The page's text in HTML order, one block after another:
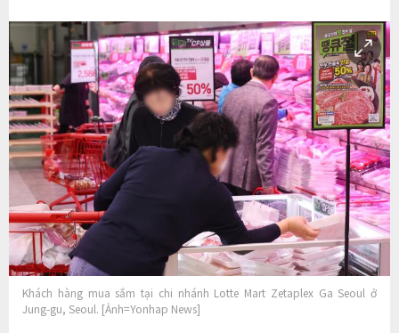
Khách hàng mua sắm tại chi nhánh Lotte Mart Zetaplex Ga Seoul ở
Jung-gu, Seoul. [Ảnh=Yonhap News]